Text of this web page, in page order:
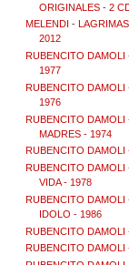
ORIGINALES - 2
MELENDI -
2012
RUBENCITO
1977
RUBENCITO DAMOLI
1976
RUBENCITO DAMOLI
MADRES - 1974
RUBENCITO
RUBENCITO DAMOLI
VIDA - 1978
RUBENCITO DAMOLI
IDOLO - 1986
RUBENCITO DAMOLI
RUBENCITO DAMOLI